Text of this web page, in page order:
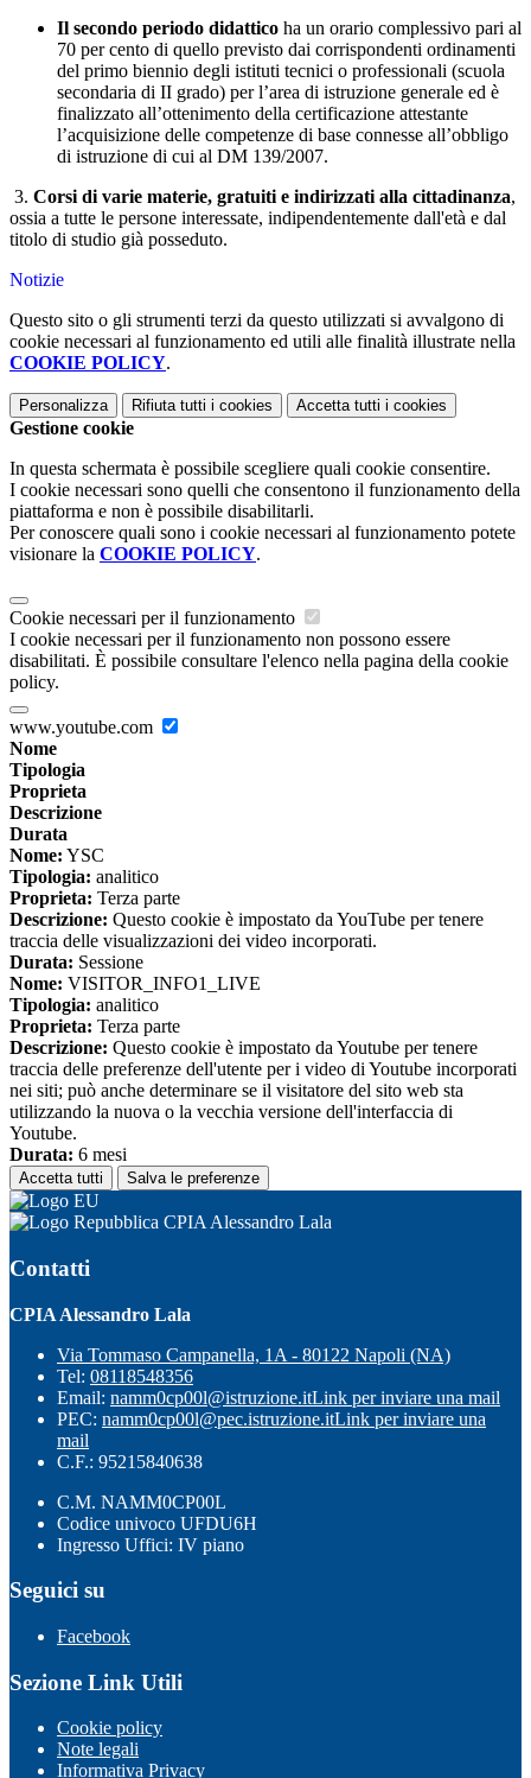
Il secondo periodo didattico ha un orario complessivo pari al
70 per cento di quello previsto dai corrispondenti ordinamenti
del primo biennio degli istituti tecnici o professionali (scuola
secondaria di II grado) per l’area di istruzione generale ed è
finalizzato all’ottenimento della certificazione attestante
l’acquisizione delle competenze di base connesse all’obbligo
di istruzione di cui al DM 139/2007.
3. Corsi di varie materie, gratuiti e indirizzati alla cittadinanza,
ossia a tutte le persone interessate, indipendentemente dall'età e dal
titolo di studio già posseduto.
Notizie
Questo sito o gli strumenti terzi da questo utilizzati si avvalgono di
cookie necessari al funzionamento ed utili alle finalità illustrate nella
COOKIE POLICY.
Personalizza Rifiuta tutti i cookies Accetta tutti i cookies
Gestione cookie
In questa schermata è possibile scegliere quali cookie consentire.
I cookie necessari sono quelli che consentono il funzionamento della
piattaforma e non è possibile disabilitarli.
Per conoscere quali sono i cookie necessari al funzionamento potete
visionare la COOKIE POLICY.
Cookie necessari per il funzionamento
I cookie necessari per il funzionamento non possono essere
disabilitati. È possibile consultare l'elenco nella pagina della cookie
policy.
www.youtube.com
Nome
Tipologia
Proprieta
Descrizione
Durata
Nome: YSC
Tipologia: analitico
Proprieta: Terza parte
Descrizione: Questo cookie è impostato da YouTube per tenere
traccia delle visualizzazioni dei video incorporati.
Durata: Sessione
Nome: VISITOR_INFO1_LIVE
Tipologia: analitico
Proprieta: Terza parte
Descrizione: Questo cookie è impostato da Youtube per tenere
traccia delle preferenze dell'utente per i video di Youtube incorporati
nei siti; può anche determinare se il visitatore del sito web sta
utilizzando la nuova o la vecchia versione dell'interfaccia di
Youtube.
Durata: 6 mesi
Accetta tutti Salva le preferenze
CPIA Alessandro Lala
Contatti
CPIA Alessandro Lala
Via Tommaso Campanella, 1A - 80122 Napoli (NA)
Tel: 08118548356
Email: namm0cp00l@istruzione.itLink per inviare una mail
PEC: namm0cp00l@pec.istruzione.itLink per inviare una
mail
C.F.: 95215840638
C.M. NAMM0CP00L
Codice univoco UFDU6H
Ingresso Uffici: IV piano
Seguici su
Facebook
Sezione Link Utili
Cookie policy
Note legali
Informativa Privacy